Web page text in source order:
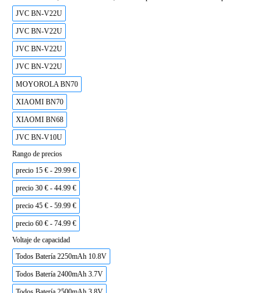
JVC BN-V22U
JVC BN-V22U
JVC BN-V22U
JVC BN-V22U
MOYOROLA BN70
XIAOMI BN70
XIAOMI BN68
JVC BN-V10U
Rango de precios
precio 15 € - 29.99 €
precio 30 € - 44.99 €
precio 45 € - 59.99 €
precio 60 € - 74.99 €
Voltaje de capacidad
Todos Batería 2250mAh 10.8V
Todos Batería 2400mAh 3.7V